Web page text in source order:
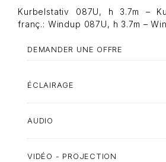
Kurbelstativ 087U, h 3.7m –
franç.: Windup 087U, h 3.7m –
DEMANDER UNE OFFRE
ÉCLAIRAGE
AUDIO
VIDÉO - PROJECTION